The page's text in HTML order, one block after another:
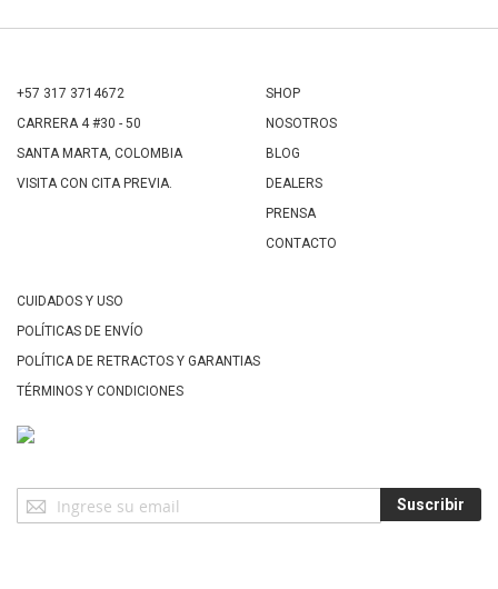
+57 317 3714672
CARRERA 4 #30 - 50
SANTA MARTA, COLOMBIA
VISITA CON CITA PREVIA.
SHOP
NOSOTROS
BLOG
DEALERS
PRENSA
CONTACTO
CUIDADOS Y USO
POLÍTICAS DE ENVÍO
POLÍTICA DE RETRACTOS Y GARANTIAS
TÉRMINOS Y CONDICIONES
Suscríbase
a
Suscribir